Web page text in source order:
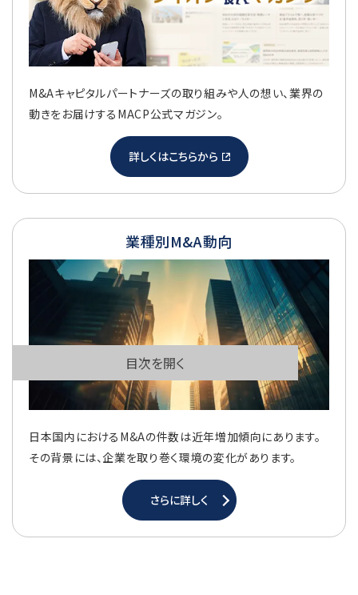
目次を開く
M&Aキャピタルパートナーズの取り組みや人の想い、業界の
動きをお届けするMACP公式マガジン。
詳しくはこちらから
業種別M&A動向
日本国内におけるM&Aの件数は近年増加傾向にあります。
その背景には、企業を取り巻く環境の変化があります。
さらに詳しく